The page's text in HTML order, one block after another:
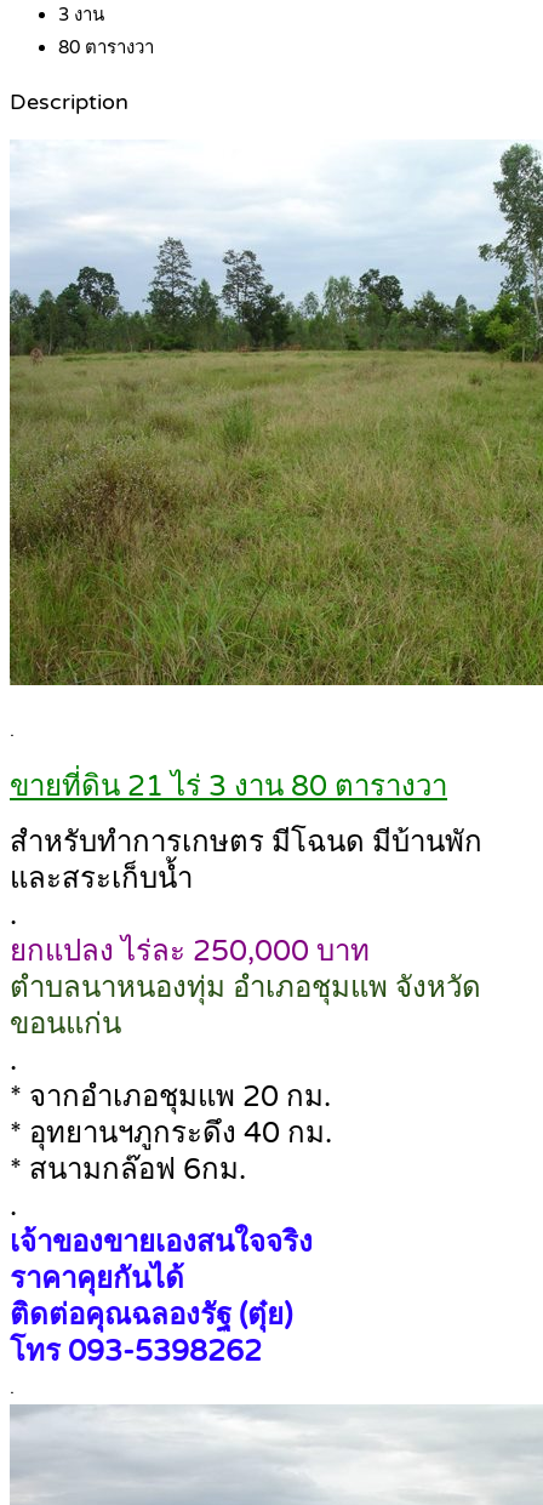
3 งาน
80 ตารางวา
Description
.
ขายที่ดิน 21 ไร่ 3 งาน 80 ตารางวา
สำหรับทำการเกษตร มีโฉนด มีบ้านพัก
และสระเก็บน้ำ
.
ยกแปลง ไร่ละ 250,000 บาท
ตำบลนาหนองทุ่ม อำเภอชุมแพ จังหวัด
ขอนแก่น
.
* จากอำเภอชุมแพ 20 กม.
* อุทยานฯภูกระดึง 40 กม.
* สนามกล๊อฟ 6กม.
.
เจ้าของขายเองสนใจจริง
ราคาคุยกันได้
ติดต่อคุณฉลองรัฐ (ตุ๋ย)
โทร 093-5398262
.